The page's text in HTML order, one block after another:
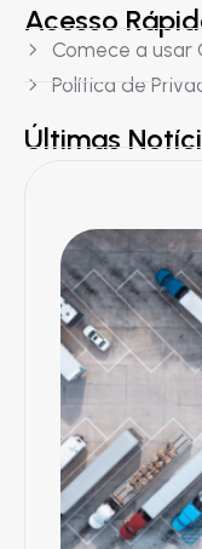
Acesso
Comece a usar
Política de
Últimas